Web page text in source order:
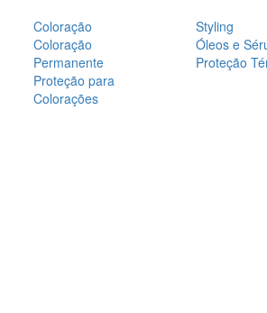
Coloração
Coloração
Permanente
Proteção para
Colorações
Styling
Óleos e
Proteção